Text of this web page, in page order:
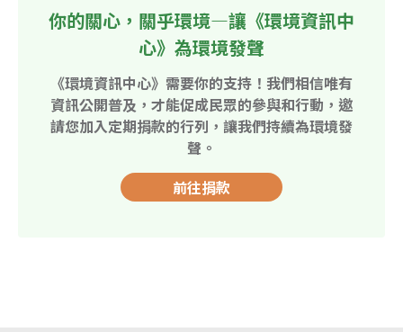
你的關心，關乎環境—讓《環境資訊中
心》為環境發聲
《環境資訊中心》需要你的支持！我們相信唯有
資訊公開普及，才能促成民眾的參與和行動，邀
請您加入定期捐款的行列，讓我們持續為環境發
聲。
前往捐款